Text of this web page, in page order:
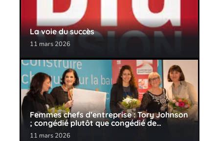
La voie du succès
11 mars 2026
Femmes chefs d’entreprise : Tory Johnson
; congédié plutôt que congédié de…
11 mars 2026